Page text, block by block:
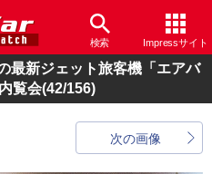
検索 Impressサイト
最新ジェット旅客機「エアバ
覧会(42/156)
次の画像